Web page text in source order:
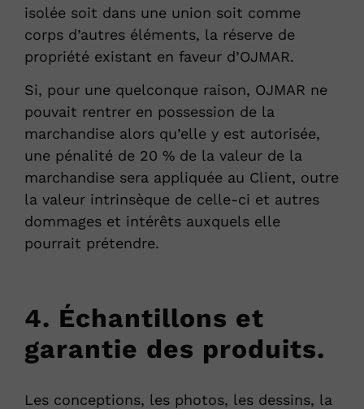
isolée soit dans une union soit comme
corps d’autres éléments, la réserve de
propriété existant en faveur d’OJMAR.
Si, pour une quelconque raison, OJMAR ne
pouvait rentrer en possession de la
marchandise alors qu’elle y est autorisée,
une pénalité de 20 % de la valeur de la
marchandise sera appliquée au Client, outre
la valeur intrinsèque de celle-ci et autres
dommages et intérêts auxquels elle
pourrait prétendre.
4. Échantillons et
garantie des produits.
Les conceptions, les photos, les dessins, la